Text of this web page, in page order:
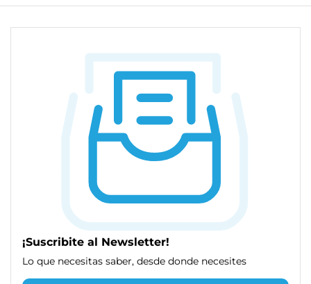
¡Suscribite al Newsletter!
Lo que necesitas saber, desde donde necesites